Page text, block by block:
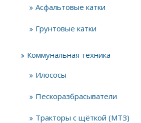
Асфальтовые катки
Грунтовые катки
Коммунальная техника
Илососы
Пескоразбрасыватели
Тракторы с щёткой (МТЗ)